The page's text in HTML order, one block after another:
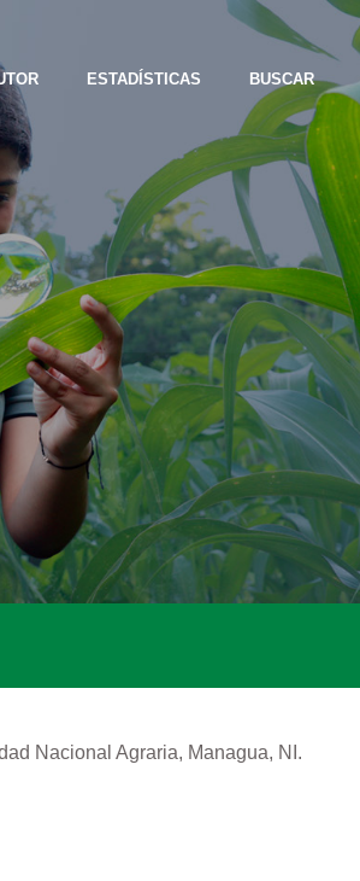
ESTADÍSTICAS BUSCAR
Nacional Agraria, Managua, NI.